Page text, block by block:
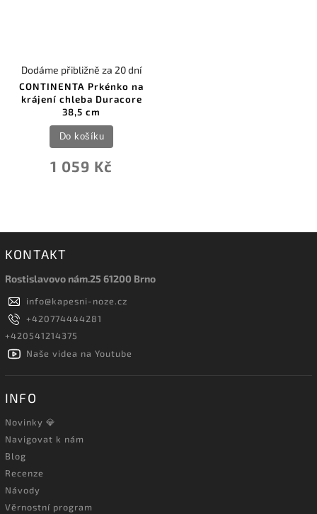
CONTINENTA Prkénko na
krájení chleba Duracore
38,5 cm
Dodáme přibližně za 20 dní
1 059 Kč
Do košíku
KONTAKT
Rostislavovo nám.25 61200 Brno
info@kapesni-noze.cz
+420774444281
+420541214375
Naše videa na Youtube
INFO
Novinky 💎
Navigovat k nám
Blog
Recenze
Návody
Věrnostní program